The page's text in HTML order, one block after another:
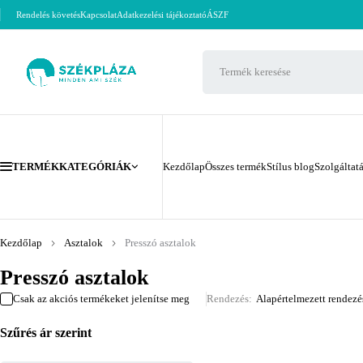
Rendelés követésKapcsolatAdatkezelési tájékoztatóÁSZF
TERMÉKKATEGÓRIÁK KezdőlapÖsszes termékStílus blog
Presszó asztalok
Kezdőlap Asztalok Presszó asztalok
Szűrés ár szerint
Csak az akciós termékeket jelenítse meg Rendezés Alapértelmezett